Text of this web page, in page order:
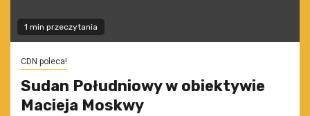
1 min przeczytania
CDN poleca!
Sudan Południowy w obiektywie
Macieja Moskwy